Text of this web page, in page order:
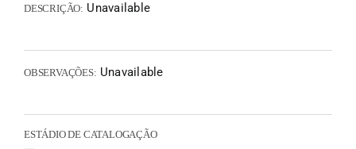
DESCRIÇÃO: Unavailable
OBSERVAÇÕES: Unavailable
ESTÁDIO DE CATALOGAÇÃO